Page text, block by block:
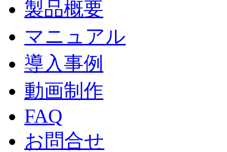
製品概要
マニュアル
導入事例
動画制作
FAQ
お問合せ